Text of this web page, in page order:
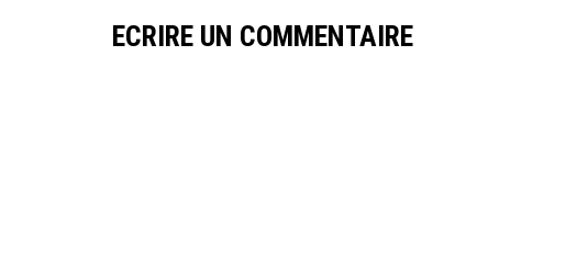
ECRIRE UN COMMENTAIRE